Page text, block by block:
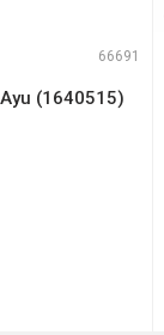
66691
(1640515)